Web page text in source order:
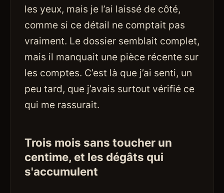
les yeux, mais je l’ai laissé de côté,
comme si ce détail ne comptait pas
vraiment. Le dossier semblait complet,
mais il manquait une pièce récente sur
les comptes. C’est là que j’ai senti, un
peu tard, que j’avais surtout vérifié ce
qui me rassurait.
Trois mois sans toucher un
centime, et les dégâts qui
s'accumulent